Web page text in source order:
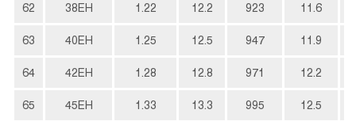
62 38EH 1.22 12.2 923 11.6
63 40EH 1.25 12.5 947 11.9
64 42EH 1.28 12.8 971 12.2
65 45EH 1.33 13.3 995 12.5